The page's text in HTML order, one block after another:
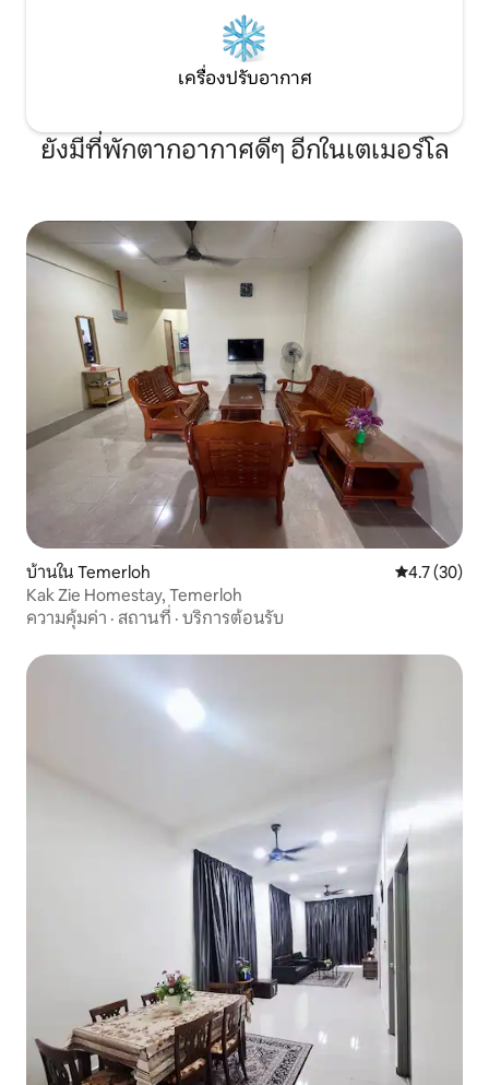
เครื่องปรับอากาศ
ยังมีที่พักตากอากาศดีๆ อีกในเตเมอร์โล
บ้านใน Temerloh คะแนนเฉลี่ย
4.7 (30)
Kak Zie Homestay, Temerloh
ความคุ้มค่า · สถานที่ · บริการต้อนรับ